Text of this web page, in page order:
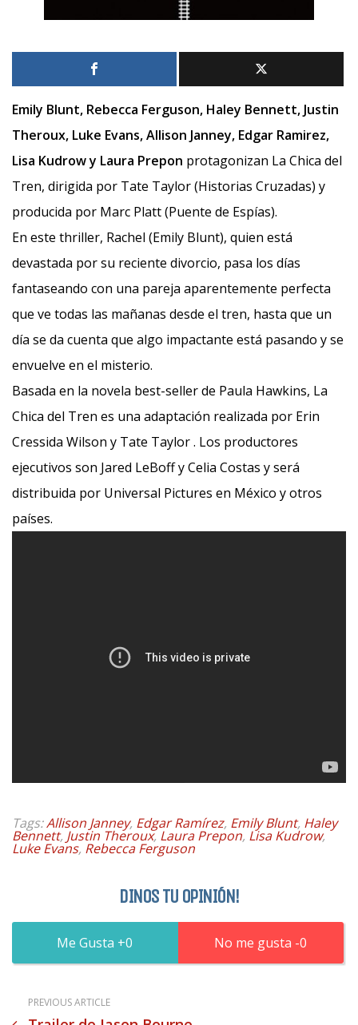
Emily Blunt, Rebecca Ferguson, Haley Bennett, Justin
Theroux, Luke Evans, Allison Janney, Edgar Ramirez,
Lisa Kudrow y Laura Prepon protagonizan La Chica del
Tren, dirigida por Tate Taylor (Historias Cruzadas) y
producida por Marc Platt (Puente de Espías).
En este thriller, Rachel (Emily Blunt), quien está
devastada por su reciente divorcio, pasa los días
fantaseando con una pareja aparentemente perfecta
que ve todas las mañanas desde el tren, hasta que un
día se da cuenta que algo impactante está pasando y se
envuelve en el misterio.
Basada en la novela best-seller de Paula Hawkins, La
Chica del Tren es una adaptación realizada por Erin
Cressida Wilson y Tate Taylor . Los productores
ejecutivos son Jared LeBoff y Celia Costas y será
distribuida por Universal Pictures en México y otros
países.
Tags:Allison Janney, Edgar Ramírez, Emily Blunt, Haley
Bennett, Justin Theroux,Laura Prepon, Lisa Kudrow,
Luke Evans, Rebecca Ferguson
DINOS TU OPINIÓN!
0 0
PREVIOUS ARTICLE